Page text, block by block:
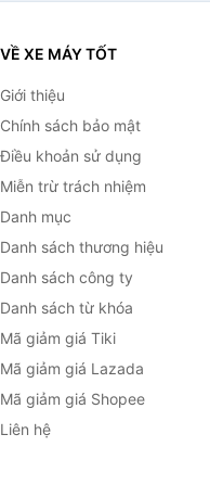
VỀ XE MÁY TỐT
Giới thiệu
Chính sách bảo mật
Điều khoản sử dụng
Miễn trừ trách nhiệm
Danh mục
Danh sách thương hiệu
Danh sách công ty
Danh sách từ khóa
Mã giảm giá Tiki
Mã giảm giá Lazada
Mã giảm giá Shopee
Liên hệ